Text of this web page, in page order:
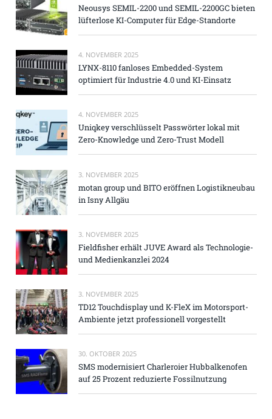
Neousys SEMIL-2200 und SEMIL-2200GC bieten
lüfterlose KI-Computer für Edge-Standorte
4. NOVEMBER 2025
LYNX-8110 fanloses Embedded-System
optimiert für Industrie 4.0 und KI-Einsatz
4. NOVEMBER 2025
Uniqkey verschlüsselt Passwörter lokal mit
Zero-Knowledge und Zero-Trust Modell
3. NOVEMBER 2025
motan group und BITO eröffnen Logistikneubau
in Isny Allgäu
3. NOVEMBER 2025
Fieldfisher erhält JUVE Award als Technologie-
und Medienkanzlei 2024
3. NOVEMBER 2025
TD12 Touchdisplay und K-FleX im Motorsport-
Ambiente jetzt professionell vorgestellt
30. OKTOBER 2025
SMS modernisiert Charleroier Hubbalkenofen
auf 25 Prozent reduzierte Fossilnutzung